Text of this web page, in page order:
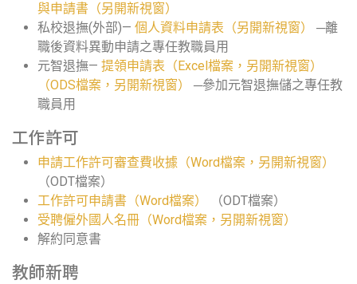
與申請書（另開新視窗）
私校退撫(外部)— 個人資料申請表（另開新視窗） ─離
職後資料異動申請之專任教職員用
元智退撫— 提領申請表（Excel檔案，另開新視窗）
（ODS檔案，另開新視窗） ─參加元智退撫儲之專任教
職員用
工作許可
申請工作許可審查費收據（Word檔案，另開新視窗）
（ODT檔案）
工作許可申請書（Word檔案）
（ODT檔案）
受聘僱外國人名冊（Word檔案，另開新視窗）
解約同意書
教師新聘